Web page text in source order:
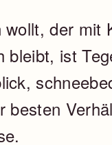
der mit
bleibt, ist
besten